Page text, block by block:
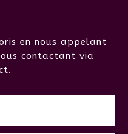
en nous appelant
contactant via